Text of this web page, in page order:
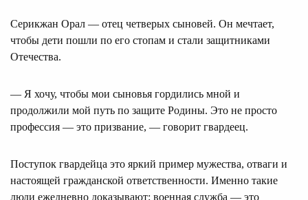
Серикжан Орал — отец четверых сыновей. Он мечтает,
чтобы дети пошли по его стопам и стали защитниками
Отечества.
— Я хочу, чтобы мои сыновья гордились мной и
продолжили мой путь по защите Родины. Это не просто
профессия — это призвание, — говорит гвардеец.
Поступок гвардейца это яркий пример мужества, отваги и
настоящей гражданской ответственности. Именно такие
люди ежедневно доказывают: военная служба — это